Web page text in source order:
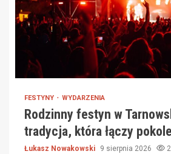
FESTYNY WYDARZENIA
Rodzinny festyn w
tradycja, która łączy
Łukasz Nowakowski 9 sierpnia 2026